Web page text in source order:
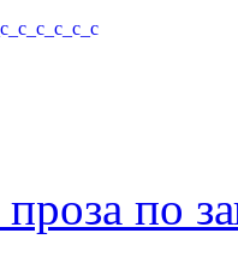
проза по